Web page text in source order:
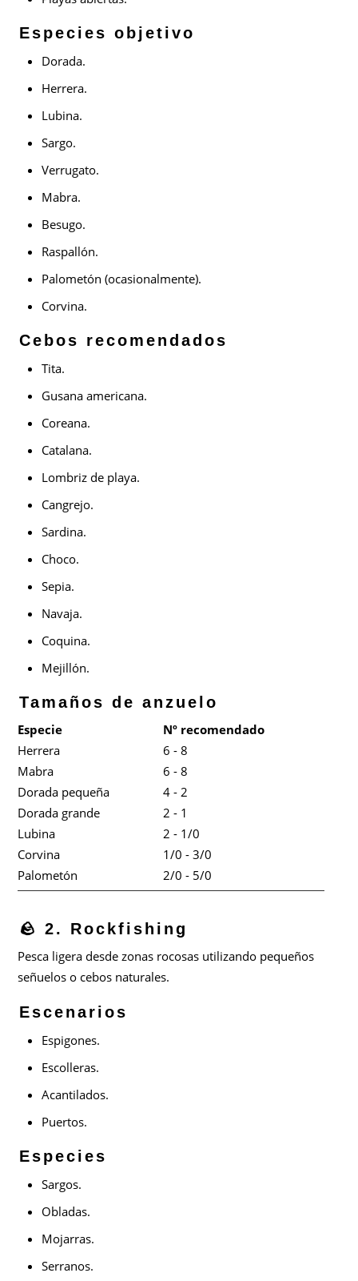
Especies objetivo
Dorada.
Herrera.
Lubina.
Sargo.
Verrugato.
Mabra.
Besugo.
Raspallón.
Palometón (ocasionalmente).
Corvina.
Cebos recomendados
Tita.
Gusana americana.
Coreana.
Catalana.
Lombriz de playa.
Cangrejo.
Sardina.
Choco.
Sepia.
Navaja.
Coquina.
Mejillón.
Tamaños de anzuelo
Especie
Nº recomendado
Herrera
6 - 8
Mabra
6 - 8
Dorada pequeña
4 - 2
Dorada grande
2 - 1
Lubina
2 - 1/0
Corvina
1/0 - 3/0
Palometón
2/0 - 5/0
🪨 2. Rockfishing
Pesca ligera desde zonas rocosas utilizando pequeños
señuelos o cebos naturales.
Escenarios
Espigones.
Escolleras.
Acantilados.
Puertos.
Especies
Sargos.
Obladas.
Mojarras.
Serranos.